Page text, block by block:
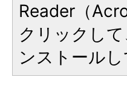
Reader（
クリックし
ンストールし